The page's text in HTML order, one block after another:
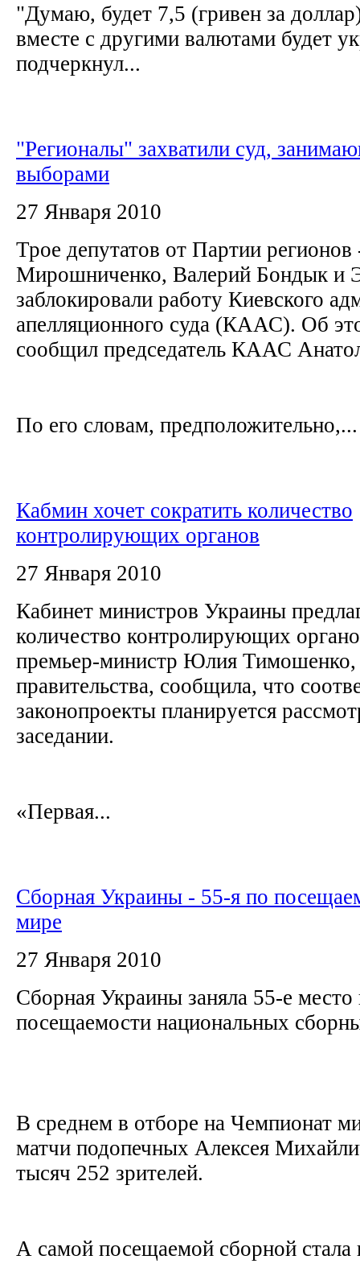
"Думаю, будет 7,5 (гривен за
вместе с другими валютами будет
подчеркнул...
"Регионалы" захватили суд,
выборами
27 Января 2010
Трое депутатов от Партии
Мирошниченко, Валерий Бондык и
заблокировали работу Киевского
апелляционного суда (КААС). Об
сообщил председатель КААС
По его словам, предположительно,...
Кабмин хочет сократить количество
контролирующих органов
27 Января 2010
Кабинет министров Украины
количество контролирующих
премьер-министр Юлия Тимошенко,
правительства, сообщила, что
законопроекты планируется
заседании.
«Первая...
Сборная Украины - 55-я по
мире
27 Января 2010
Сборная Украины заняла 55-е место
посещаемости национальных
В среднем в отборе на Чемпионат
матчи подопечных Алексея
тысяч 252 зрителей.
А самой посещаемой сборной